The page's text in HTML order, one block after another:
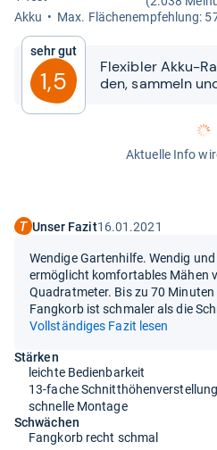
Akku
Max. Flä­chen­emp­feh­lung:
Sehr gut
1,5
Fle­xibler Akku-​​
den, sam­meln
Aktuelle Info
Unser Fazit16.01.2021
Wendige Gartenhilfe. Wendig
ermöglicht komfortables Mähen
Quadratmeter. Bis zu 70
Fangkorb ist schmaler als die
Vollständiges Fazit lesen
Stärken
leichte Bedienbarkeit
13-fache Schnitthöhenverstellung
schnelle Montage
Schwächen
Fangkorb recht schmal